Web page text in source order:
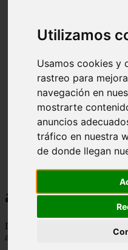
Utilizamos
Usamos cookies y
rastreo para
navegación en
mostrarte
anuncios
tráfico en nuestra
de donde llegan
astrologia
Descubre todas las noticias de
actualizados y contenido de